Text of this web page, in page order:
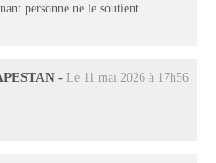
personne ne le soutient .
- Le 11 mai 2026 à 17h56